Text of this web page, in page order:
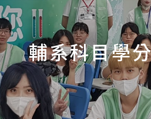
輔系科目學